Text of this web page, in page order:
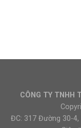
CÔNG TY TNHH
ĐC: 317 Đường 30-4,